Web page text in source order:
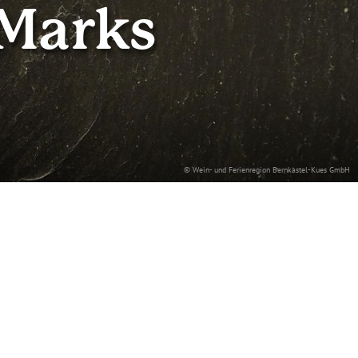
© Wein- und Ferienregion Bernkastel-Kues GmbH